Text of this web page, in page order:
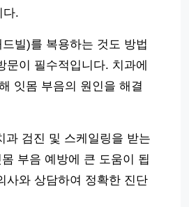
다.
빌)를 복용하는 것도 방법
이 필수적입니다. 치과에
잇몸 부음의 원인을 해결
과 검진 및 스케일링을 받는
부음 예방에 큰 도움이 됩
사와 상담하여 정확한 진단